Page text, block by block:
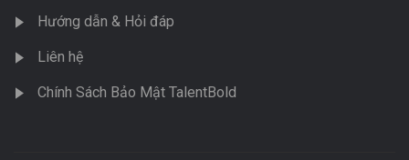
Hướng dẫn & Hỏi đáp
Liên hệ
Chính Sách Bảo Mật TalentBold